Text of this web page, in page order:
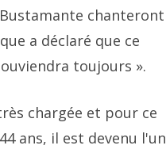
chanteront
a déclaré que ce
toujours ».
chargée et pour ce
ans, il est devenu l'un